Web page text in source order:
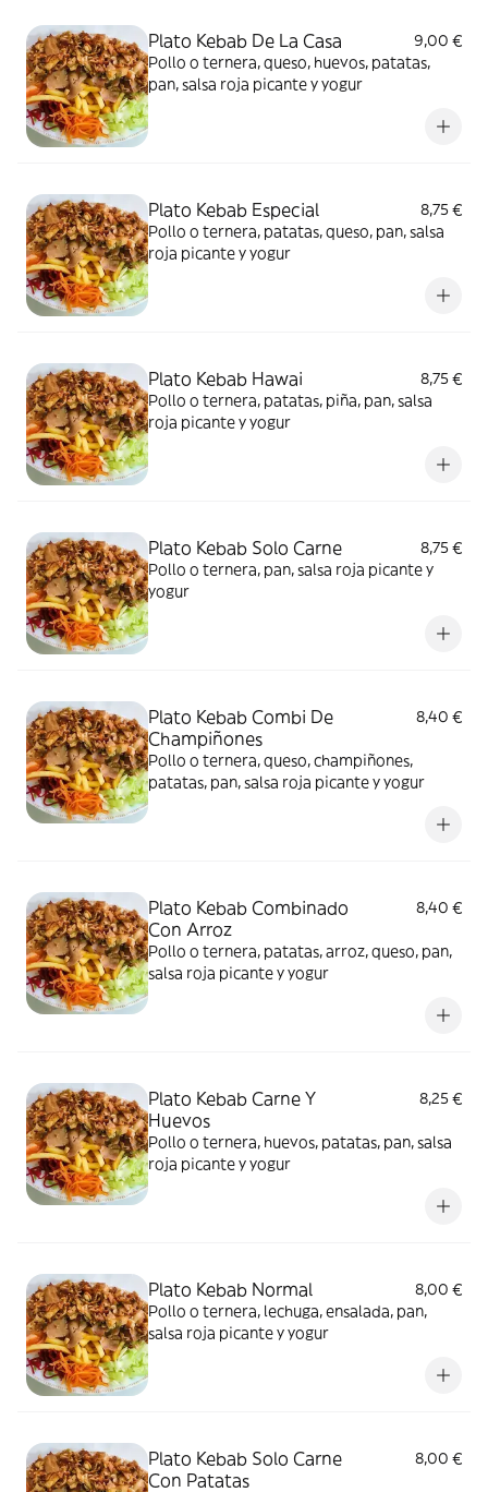
Plato Kebab De La Casa
9,00 €
Pollo o ternera, queso, huevos, patatas,
pan, salsa roja picante y yogur
Plato Kebab Especial
8,75 €
Pollo o ternera, patatas, queso, pan, salsa
roja picante y yogur
Plato Kebab Hawai
8,75 €
Pollo o ternera, patatas, piña, pan, salsa
roja picante y yogur
Plato Kebab Solo Carne
8,75 €
Pollo o ternera, pan, salsa roja picante y
yogur
Plato Kebab Combi De
Champiñones
8,40 €
Pollo o ternera, queso, champiñones,
patatas, pan, salsa roja picante y yogur
Plato Kebab Combinado
Con Arroz
8,40 €
Pollo o ternera, patatas, arroz, queso, pan,
salsa roja picante y yogur
Plato Kebab Carne Y
Huevos
8,25 €
Pollo o ternera, huevos, patatas, pan, salsa
roja picante y yogur
Plato Kebab Normal
8,00 €
Pollo o ternera, lechuga, ensalada, pan,
salsa roja picante y yogur
Plato Kebab Solo Carne
Con Patatas
8,00 €